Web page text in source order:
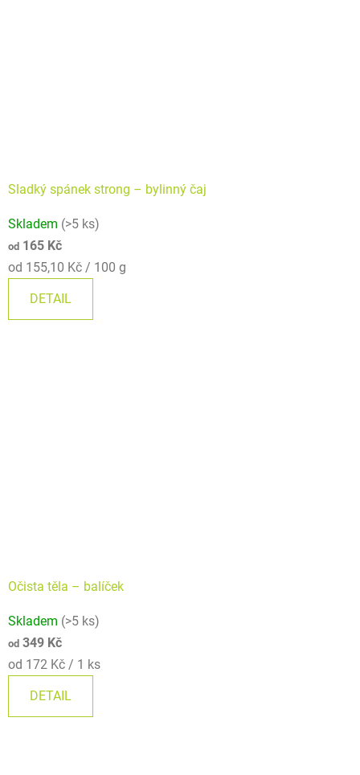
Sladký spánek strong –⁠⁠⁠⁠⁠ bylinný čaj
hodnocení
produktu
je
z
Skladem (>5 ks)
od 165 Kč
Měrná
od 155,10 Kč / 100 g
DETAIL
Očista těla – balíček
Skladem (>5 ks)
od 349 Kč
Měrná
od 172 Kč / 1 ks
DETAIL